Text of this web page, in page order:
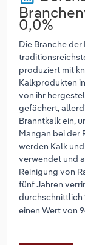
0,0%
Die Branche
produziert mit
Kalkprodukten
von ihr
gefächert,
Branntkalk ein,
Mangan bei der
werden Kalk
verwendet und
Reinigung von
fünf Jahren
durchschnittlich
einen Wert von